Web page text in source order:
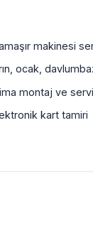
makinesi
ocak,
montaj ve
kart tamiri